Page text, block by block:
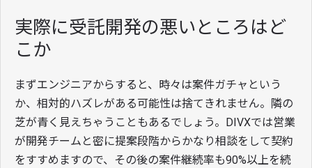
実際に受託開発の悪いところはど
こか
まずエンジニアからすると、時々は案件ガチャという
か、相対的ハズレがある可能性は捨てきれません。隣の
芝が青く見えちゃうこともあるでしょう。DIVXでは営業
が開発チームと密に提案段階からかなり相談をして契約
をすすめますので、その後の案件継続率も90%以上を続